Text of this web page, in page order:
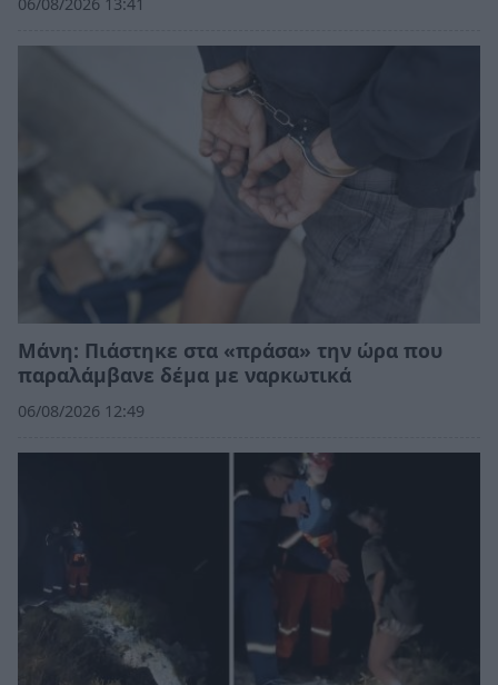
Μάνη: Πιάστηκε στα «πράσα» την ώρα που
παραλάμβανε δέμα με ναρκωτικά
06/08/2026 12:49